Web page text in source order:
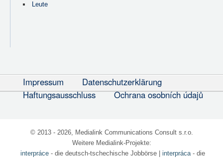
Leute
Impressum
Datenschutzerklärung
Haftungsausschluss
Ochrana osobních údajů
© 2013 - 2026, Medialink Communications Consult s.r.o.
Weitere Medialink-Projekte:
interpráce- die deutsch-tschechische Jobbörse| interpráca- die